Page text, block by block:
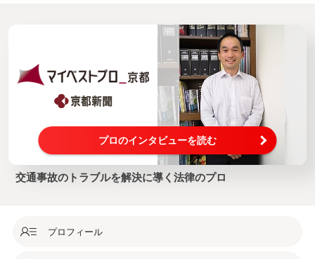
プロのインタビューを読む
交通事故のトラブルを解決に導く法律のプロ
プロフィール